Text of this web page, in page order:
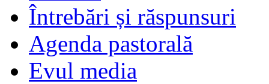
Întrebări și răspunsuri
Agenda pastorală
Evul media